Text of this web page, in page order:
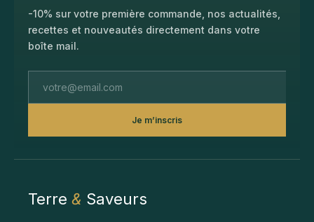
-10% sur votre première commande, nos actualités,
recettes et nouveautés directement dans votre
boîte mail.
Je m’inscris
Terre & Saveurs